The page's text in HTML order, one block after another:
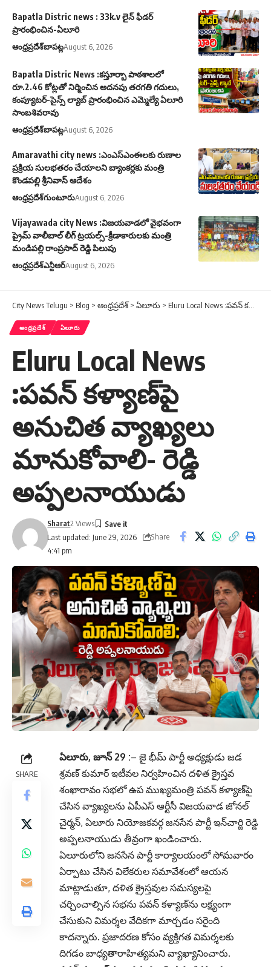
Bapatla Distric news : 33k.v లైన్ ఫీడర్
ప్రారంభించిన-ఏలూరి
ఆంధ్రప్రదేశ్బాపట్లAugust 6, 2026
Bapatla Distric News :కస్తూర్బా పాఠశాలలో
రూ.2.46 కోట్లతో నిర్మించిన అదనపు తరగతి గదులు,
కంప్యూటర్-సైన్స్ ల్యాబ్ ప్రారంభించిన ఎమ్మెల్యే ఏలూరి
సాంబశివరావు
ఆంధ్రప్రదేశ్బాపట్లAugust 6, 2026
Amaravathi city news :ఎంఎస్ఎంఈలకు రుణాల
ప్రక్రియ సులభతరం చేయాలని బ్యాంకర్లకు మంత్రి
కొండపల్లి శ్రీనివాస్ ఆదేశం
ఆంధ్రప్రదేశ్గుంటూరుAugust 6, 2026
Vijayawada city News :విజయవాడలో వైభవంగా
ప్రైమ్ వాలీబాల్ లీగ్ ట్రయల్స్-క్రీడాకారులకు మంత్రి
మండిపల్లి రాంప్రసాద్ రెడ్డి పిలుపు
ఆంధ్రప్రదేశ్ఎన్టీఆర్August 6, 2026
City News Telugu > Blog > ఆంధ్రప్రదేశ్> ఏలూరు > Eluru Local News :పవన్ కళ్యాణ్‌పై అనుచిత వ్యాఖ్యలు మానుకోవాలి- రెడ్డి అప్పలనాయుడు
ఆంధ్రప్రదేశ్ ఏలూరు
Eluru Local News
:పవన్ కళ్యాణ్‌పై
అనుచిత వ్యాఖ్యలు
మానుకోవాలి- రెడ్డి
అప్పలనాయుడు
Last updated: June 29, 2026
4:41 pm
Sharat2 Views
Share
SHARE
ఏలూరు, జూన్ 29 :– జై భీమ్ పార్టీ అధ్యక్షుడు జడ
శ్రవణ్ కుమార్ ఇటీవల నిర్వహించిన దళిత క్రైస్తవ
శంఖారావం సభలో ఉప ముఖ్యమంత్రి పవన్ కళ్యాణ్‌పై
చేసిన వ్యాఖ్యలను ఏపీఎస్ ఆర్టీసీ విజయవాడ జోనల్
చైర్మన్, ఏలూరు నియోజకవర్గ జనసేన పార్టీ ఇన్‌చార్జి రెడ్డి
అప్పలనాయుడు తీవ్రంగా ఖండించారు.
ఏలూరులోని జనసేన పార్టీ కార్యాలయంలో సోమవారం
ఏర్పాటు చేసిన విలేకరుల సమావేశంలో ఆయన
మాట్లాడుతూ, దళిత క్రైస్తవుల సమస్యలపై
చర్చించాల్సిన సభను పవన్ కళ్యాణ్‌ను లక్ష్యంగా
చేసుకుని విమర్శల వేదికగా మార్చడం సరైంది
కాదన్నారు. ప్రజాదరణ కోసం వ్యక్తిగత విమర్శలకు
దిగడం బాధ్యతారాహిత్యమని వ్యాఖ్యానించారు.